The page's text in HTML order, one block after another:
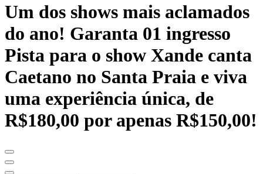
Um dos shows mais aclamados
do ano! Garanta 01 ingresso
Pista para o show Xande canta
Caetano no Santa Praia e viva
uma experiência única, de
R$180,00 por apenas R$150,00!